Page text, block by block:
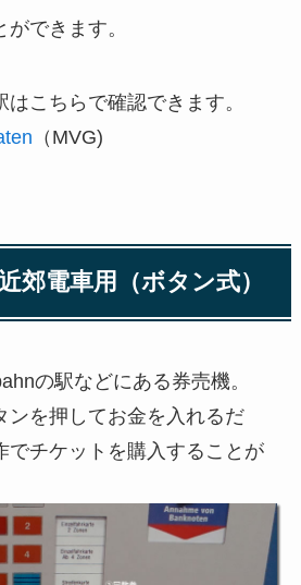
できます。
こちらで確認できます。
（MVG)
郊電車用（ボタン式）
の駅などにある券売機。
ンを押してお金を入れるだ
でチケットを購入することが